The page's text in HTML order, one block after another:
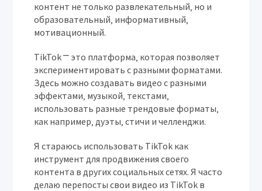
контент не только развлекательный‚ но и
образовательный‚ информативный‚
мотивационный.
TikTok ⎻ это платформа‚ которая позволяет
экспериментировать с разными форматами.
Здесь можно создавать видео с разными
эффектами‚ музыкой‚ текстами‚
использовать разные трендовые форматы‚
как например‚ дуэты‚ стичи и челленджи.
Я стараюсь использовать TikTok как
инструмент для продвижения своего
контента в других социальных сетях. Я часто
делаю перепосты свои видео из TikTok в